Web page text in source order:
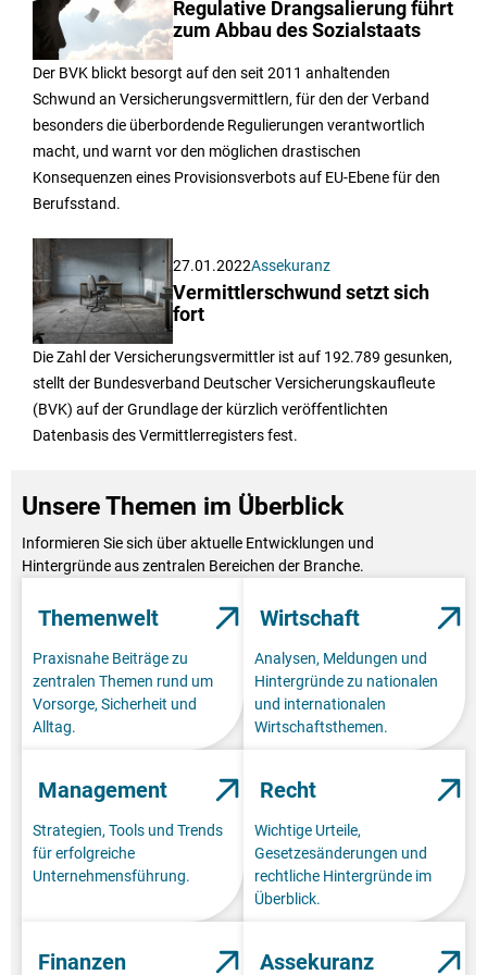
Regulative Drangsalierung führt
zum Abbau des Sozialstaats
Der BVK blickt besorgt auf den seit 2011 anhaltenden
Schwund an Versicherungsvermittlern, für den der Verband
besonders die überbordende Regulierungen verantwortlich
macht, und warnt vor den möglichen drastischen
Konsequenzen eines Provisionsverbots auf EU-Ebene für den
Berufsstand.
27.01.2022Assekuranz
Vermittlerschwund setzt sich
fort
Die Zahl der Versicherungsvermittler ist auf 192.789 gesunken,
stellt der Bundesverband Deutscher Versicherungskaufleute
(BVK) auf der Grundlage der kürzlich veröffentlichten
Datenbasis des Vermittlerregisters fest.
Unsere Themen im Überblick
Informieren Sie sich über aktuelle Entwicklungen und
Hintergründe aus zentralen Bereichen der Branche.
Themenwelt
Praxisnahe Beiträge zu
zentralen Themen rund um
Vorsorge, Sicherheit und
Alltag.
Wirtschaft
Analysen, Meldungen und
Hintergründe zu nationalen
und internationalen
Wirtschaftsthemen.
Management
Strategien, Tools und Trends
für erfolgreiche
Unternehmensführung.
Recht
Wichtige Urteile,
Gesetzesänderungen und
rechtliche Hintergründe im
Überblick.
Finanzen Assekuranz